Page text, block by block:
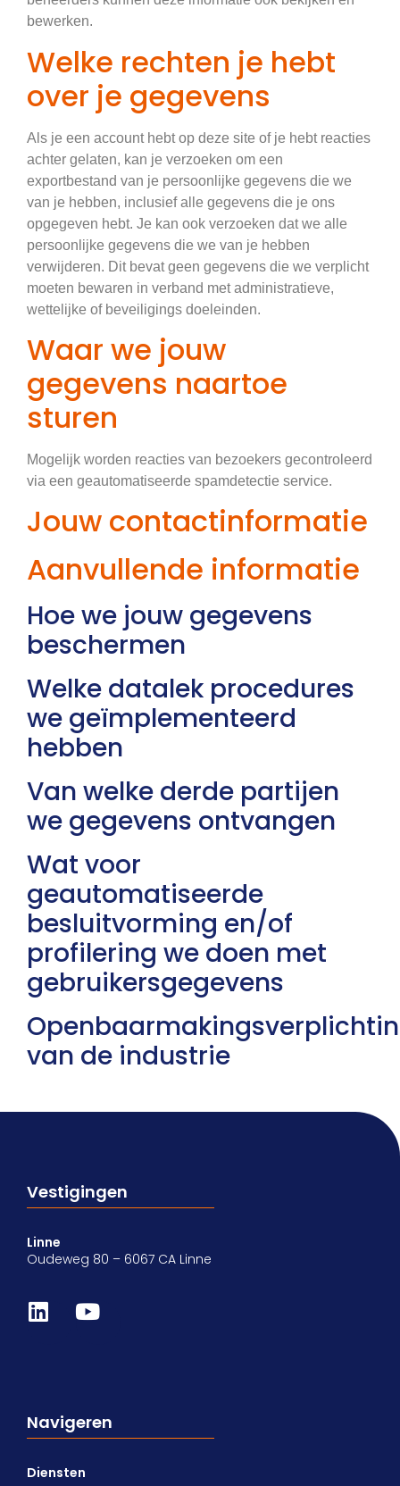
bewerken.
Welke rechten je hebt
over je gegevens
Als je een account hebt op deze site of je hebt reacties
achter gelaten, kan je verzoeken om een
exportbestand van je persoonlijke gegevens die we
van je hebben, inclusief alle gegevens die je ons
opgegeven hebt. Je kan ook verzoeken dat we alle
persoonlijke gegevens die we van je hebben
verwijderen. Dit bevat geen gegevens die we verplicht
moeten bewaren in verband met administratieve,
wettelijke of beveiligings doeleinden.
Waar we jouw
gegevens naartoe
sturen
Mogelijk worden reacties van bezoekers gecontroleerd
via een geautomatiseerde spamdetectie service.
Jouw contactinformatie
Aanvullende informatie
Hoe we jouw gegevens
beschermen
Welke datalek procedures
we geïmplementeerd
hebben
Van welke derde partijen
we gegevens ontvangen
Wat voor
geautomatiseerde
besluitvorming en/of
profilering we doen met
gebruikersgegevens
van de industrie
Vestigingen
Linne
Oudeweg 80 – 6067 CA Linne
Navigeren
Diensten